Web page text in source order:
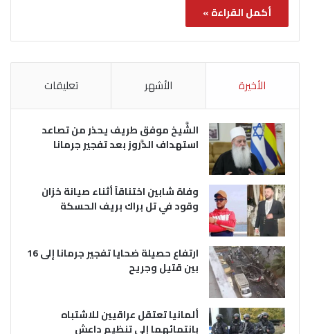
أكمل القراءة »
الأخيرة الأشهر تعليقات
الشَّيخ موفق طريف يحذر من تصاعد
استهداف الدَّروز بعد تفجير جرمانا
وفاة شابين اختناقاً أثناء صيانة خزان
وقود في تل براك بريف الحسكة
ارتفاع حصيلة ضحايا تفجير جرمانا إلى 16
بين قتيل وجريح
ألمانيا تعتقل عراقيين للاشتباه
بانتمائهما إلى تنظيم داعش